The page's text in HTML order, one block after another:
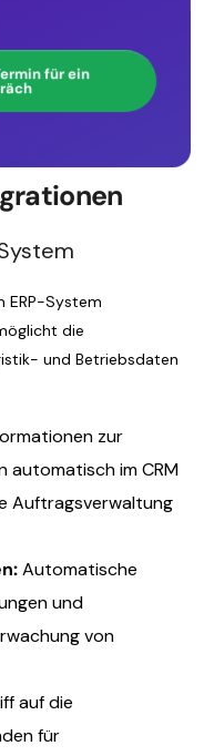
für ein
ERP-System
die
und Betriebsdaten
zur
automatisch im CRM
Auftragsverwaltung
Automatische
und
von
auf die
für